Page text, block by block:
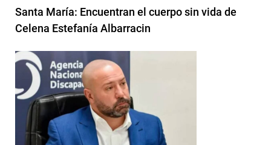
Santa María: Encuentran el cuerpo sin vida de
Celena Estefanía Albarracin